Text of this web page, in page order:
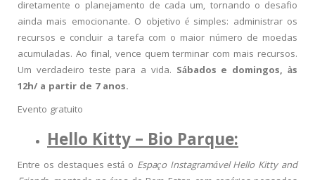
diretamente o planejamento de cada um, tornando o desafio
ainda mais emocionante. O objetivo é simples: administrar os
recursos e concluir a tarefa com o maior número de moedas
acumuladas. Ao final, vence quem terminar com mais recursos.
Um verdadeiro teste para a vida. Sábados e domingos, às
12h/ a partir de 7 anos.
Evento gratuito
Hello Kitty – Bio Parque:
Entre os destaques está o Espaço Instagramável Hello Kitty and